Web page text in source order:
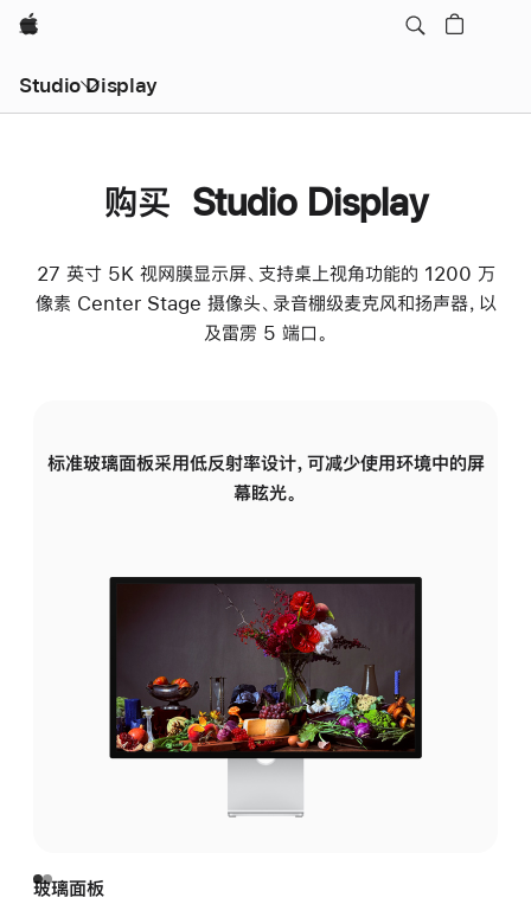
Apple
Studio Display
购买 Studio Display
27 英寸 5K 视网膜显示屏、支持桌上视角功能的 1200 万
像素 Center Stage 摄像头、录音棚级麦克风和扬声器，以
及雷雳 5 端口。
标准玻璃面板采用低反射率设计，可减少使用环境中的屏
幕眩光。
玻璃面板